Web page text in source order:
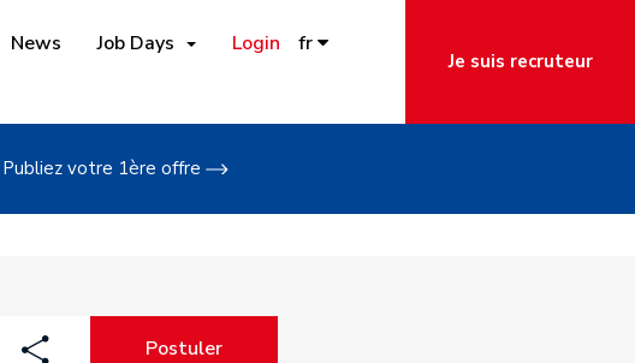
News Job Days Login fr
Je suis recruteur
votre 1ère offre
Postuler